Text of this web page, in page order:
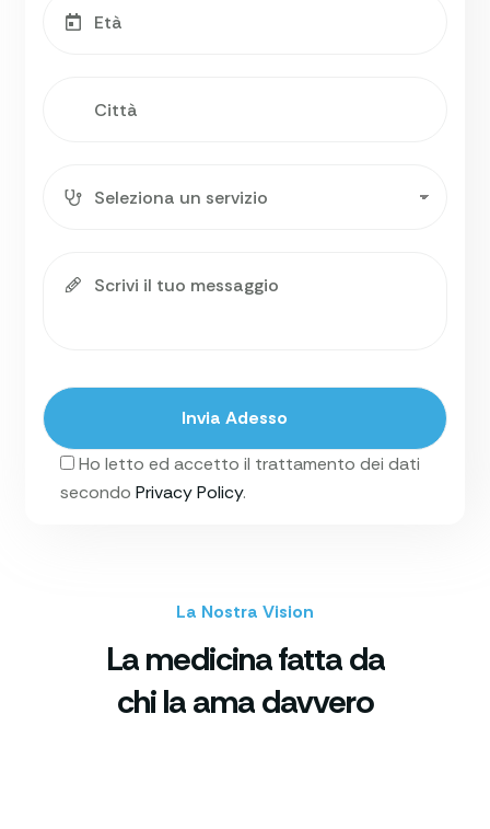
Ho letto ed accetto il trattamento dei dati
secondo Privacy Policy.
La Nostra Vision
La medicina fatta da
chi la ama davvero